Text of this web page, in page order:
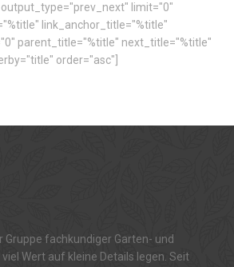
limit="0"
link_anchor_title="%title"
parent_title="%title" next_title="%title"
order="asc"]
Gruppe fachkundiger Garten- und
Wert auf kleine Details legen. Seit